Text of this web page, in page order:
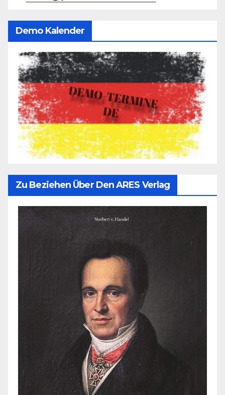
Demo Kalender
Zu Beziehen Über Den ARES Verlag